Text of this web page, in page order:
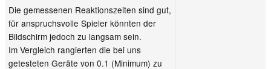
Die gemessenen Reaktionszeiten sind gut,
für anspruchsvolle Spieler könnten der
Bildschirm jedoch zu langsam sein.
Im Vergleich rangierten die bei uns
getesteten Geräte von 0.1 (Minimum) zu